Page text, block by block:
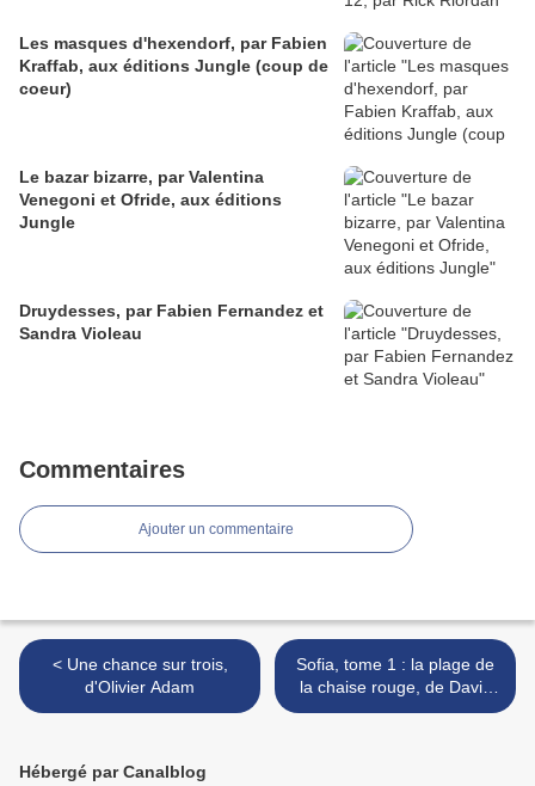
Les masques d'hexendorf, par Fabien
Kraffab, aux éditions Jungle (coup de
coeur)
Le bazar bizarre, par Valentina
Venegoni et Ofride, aux éditions
Jungle
Druydesses, par Fabien Fernandez et
Sandra Violeau
Commentaires
Ajouter un commentaire
< Une chance sur trois,
d'Olivier Adam
Sofia, tome 1 : la plage de
la chaise rouge, de David
Tosello >
Hébergé par Canalblog